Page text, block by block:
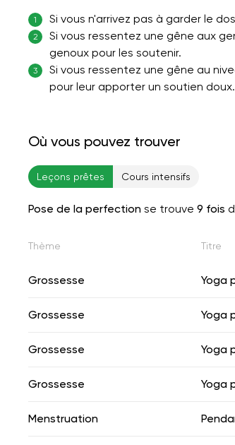
1 Si vous n'arrivez pas à garder le
2
Si vous ressentez une gêne aux
genoux pour les soutenir.
3
Si vous ressentez une gêne au
pour leur apporter un soutien doux.
Où vous pouvez trouver
Leçons prêtes Cours intensifs
Pose de la perfection se trouve 9 fois
Thème Titre
Grossesse Yoga
Grossesse Yoga
Grossesse Yoga
Grossesse Yoga
Menstruation